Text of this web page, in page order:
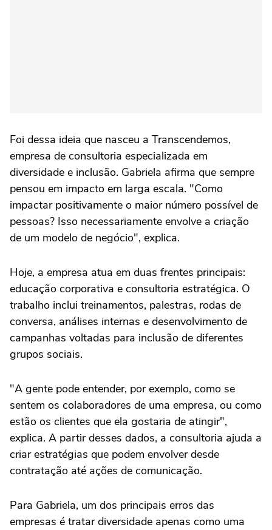
Foi dessa ideia que nasceu a Transcendemos,
empresa de consultoria especializada em
diversidade e inclusão. Gabriela afirma que sempre
pensou em impacto em larga escala. "Como
impactar positivamente o maior número possível de
pessoas? Isso necessariamente envolve a criação
de um modelo de negócio", explica.
Hoje, a empresa atua em duas frentes principais:
educação corporativa e consultoria estratégica. O
trabalho inclui treinamentos, palestras, rodas de
conversa, análises internas e desenvolvimento de
campanhas voltadas para inclusão de diferentes
grupos sociais.
"A gente pode entender, por exemplo, como se
sentem os colaboradores de uma empresa, ou como
estão os clientes que ela gostaria de atingir",
explica. A partir desses dados, a consultoria ajuda a
criar estratégias que podem envolver desde
contratação até ações de comunicação.
Para Gabriela, um dos principais erros das
empresas é tratar diversidade apenas como uma